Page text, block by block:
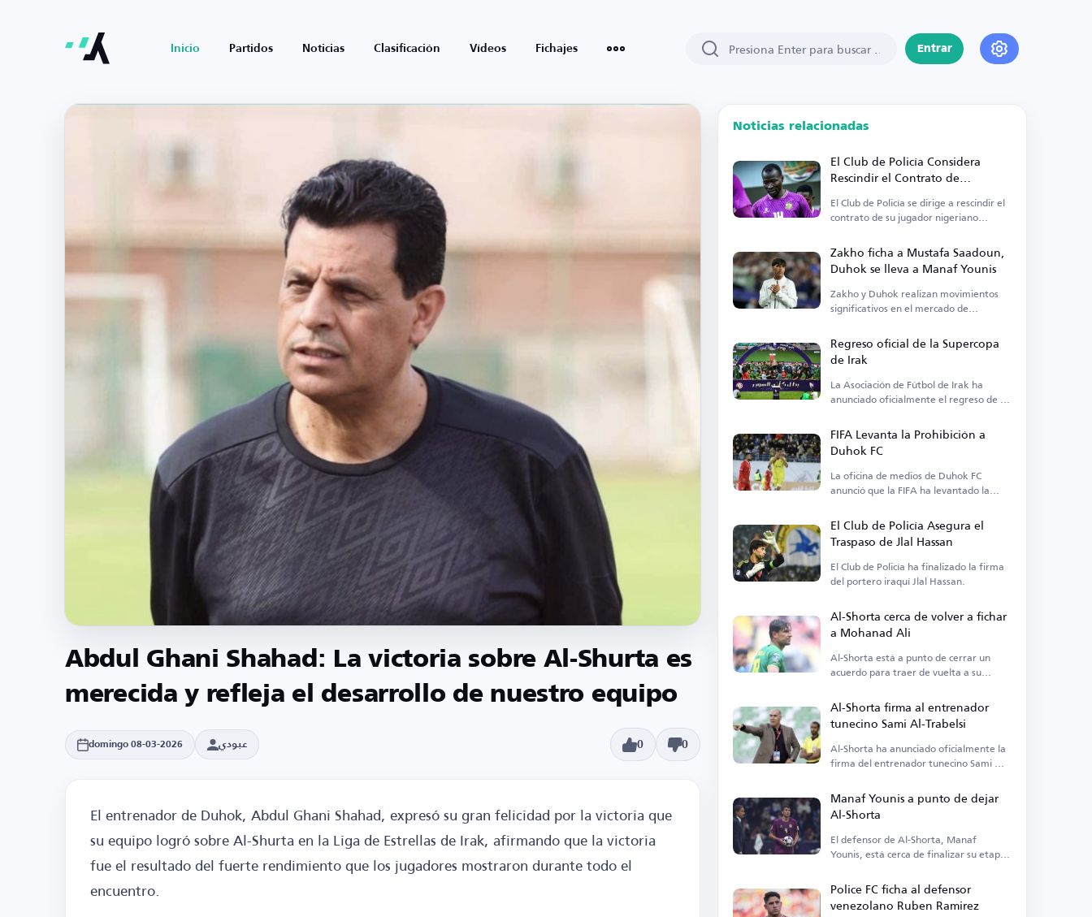
Inicio Partidos Noticias Clasificación Vídeos Fichajes Entrar
Abdul Ghani Shahad: La victoria sobre Al-Shurta es
merecida y refleja el desarrollo de nuestro equipo
domingo 08-03-2026 عبودي 0 0
El entrenador de Duhok, Abdul Ghani Shahad, expresó su gran felicidad por la victoria que
su equipo logró sobre Al-Shurta en la Liga de Estrellas de Irak, afirmando que la victoria
fue el resultado del fuerte rendimiento que los jugadores mostraron durante todo el
encuentro.
Noticias relacionadas
El Club de Policía Considera
Rescindir el Contrato de
Abdulmajid Bou Bakr
El Club de Policía se dirige a rescindir el
contrato de su jugador nigeriano
Zakho ficha a Mustafa Saadoun,
Duhok se lleva a Manaf Younis
Zakho y Duhok realizan movimientos
significativos en el mercado de
fichajes clave.
Regreso oficial de la Supercopa
de Irak
La Asociación de Fútbol de Irak ha
anunciado oficialmente el regreso de la
FIFA Levanta la Prohibición a
Duhok FC
La oficina de medios de Duhok FC
anunció que la FIFA ha levantado la
jugador Sharki Al-Bahri.
El Club de Policía Asegura el
Traspaso de Jlal Hassan
El Club de Policía ha finalizado la firma
del portero iraquí Jlal Hassan.
Al-Shorta cerca de volver a fichar
a Mohanad Ali
Al-Shorta está a punto de cerrar un
acuerdo para traer de vuelta a su
Al-Shorta firma al entrenador
tunecino Sami Al-Trabelsi
Al-Shorta ha anunciado oficialmente la
firma del entrenador tunecino Sami Al-
Manaf Younis a punto de dejar
Al-Shorta
El defensor de Al-Shorta, Manaf
Younis, está cerca de finalizar su etapa
Police FC ficha al defensor
venezolano Ruben Ramirez